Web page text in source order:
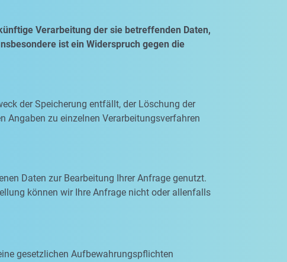
Verarbeitung der sie betreffenden Daten,
ist ein Widerspruch gegen die
der Speicherung entfällt, der Löschung der
Angaben zu einzelnen Verarbeitungsverfahren
Daten zur Bearbeitung Ihrer Anfrage genutzt.
können wir Ihre Anfrage nicht oder allenfalls
gesetzlichen Aufbewahrungspflichten